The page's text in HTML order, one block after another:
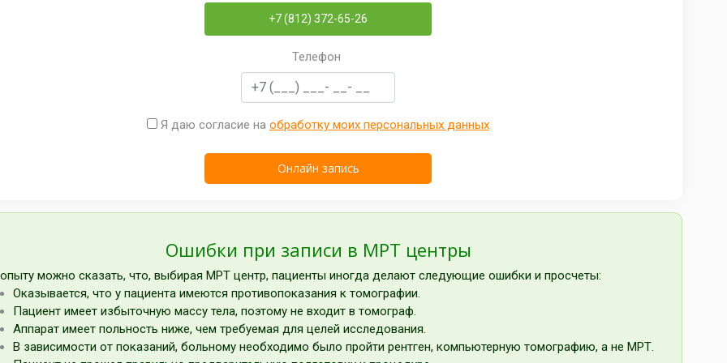
+7 (812) 372-65-26
Телефон
Я даю согласие на обработку моих персональных данных
Ошибки при записи в МРТ центры
можно сказать, что, выбирая МРТ центр, пациенты иногда делают следующие ошибки и просчеты:
Оказывается, что у пациента имеются противопоказания к томографии.
Пациент имеет избыточную массу тела, поэтому не входит в томограф.
Аппарат имеет польность ниже, чем требуемая для целей исследования.
В зависимости от показаний, больному необходимо было пройти рентген, компьютерную томографию, а не МРТ.